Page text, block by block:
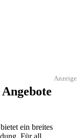
Anzeige
ein breites
Für all